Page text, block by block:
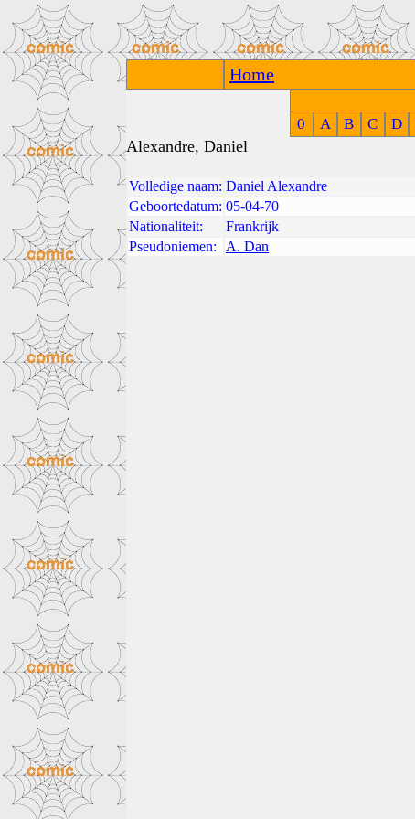
Home
0 A B C D
Alexandre, Daniel
Volledige naam: Daniel Alexandre
Geboortedatum: 05-04-70
Nationaliteit:
Frankrijk
Pseudoniemen:
A. Dan